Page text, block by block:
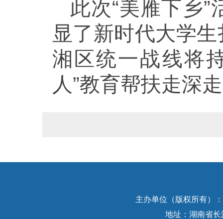
此次“美雁下乡
显了新时代大学
湘区统一战线将
人”教育帮扶走深
主办单位（版权所有）
地址：湖南省